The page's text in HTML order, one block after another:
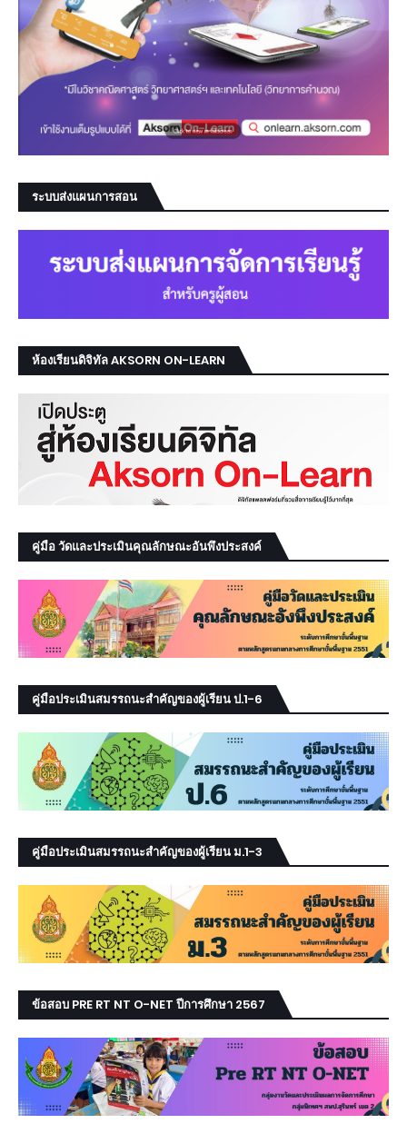
ระบบส่งแผนการสอน
ห้องเรียนดิจิทัล AKSORN ON-LEARN
คู่มือ วัดและประเมินคุณลักษณะอันพึงประสงค์
คู่มือประเมินสมรรถนะสำคัญของผู้เรียน ป.1-6
คู่มือประเมินสมรรถนะสำคัญของผู้เรียน ม.1-3
ข้อสอบ PRE RT NT O-NET ปีการศึกษา 2567